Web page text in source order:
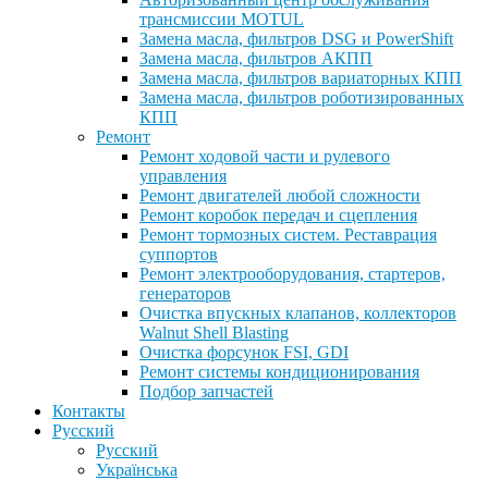
трансмиссии MOTUL
Замена масла, фильтров DSG и PowerShift
Замена масла, фильтров АКПП
Замена масла, фильтров вариаторных КПП
Замена масла, фильтров роботизированных
КПП
Ремонт
Ремонт ходовой части и рулевого
управления
Ремонт двигателей любой сложности
Ремонт коробок передач и сцепления
Ремонт тормозных систем. Реставрация
суппортов
Ремонт электрооборудования, стартеров,
генераторов
Очистка впускных клапанов, коллекторов
Walnut Shell Blasting
Очистка форсунок FSI, GDI
Ремонт системы кондиционирования
Подбор запчастей
Контакты
Русский
Русский
Українська